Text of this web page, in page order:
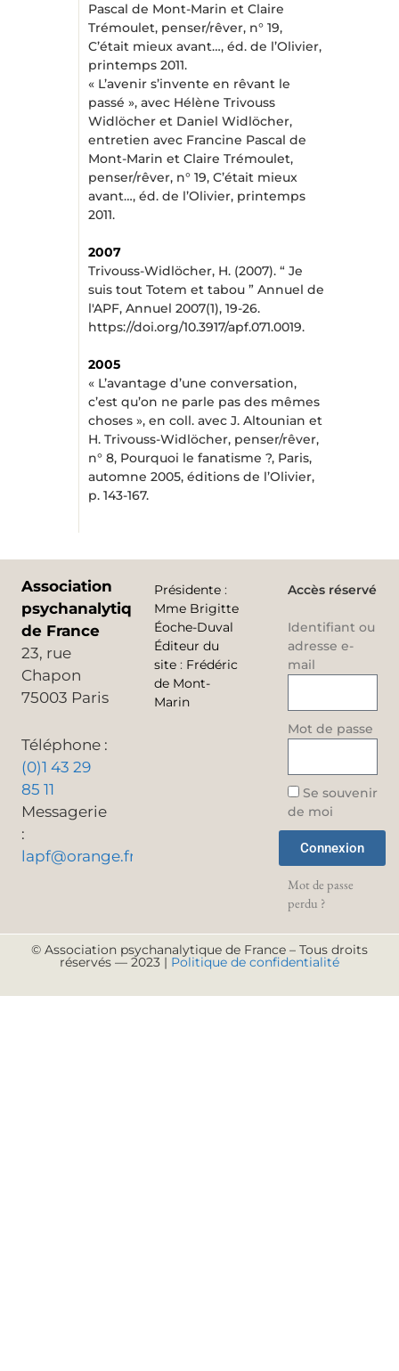
Pascal de Mont-Marin et Claire
Trémoulet, penser/rêver, n° 19,
C’était mieux avant…, éd. de l’Olivier,
printemps 2011.
« L’avenir s’invente en rêvant le
passé », avec Hélène Trivouss
Widlöcher et Daniel Widlöcher,
entretien avec Francine Pascal de
Mont-Marin et Claire Trémoulet,
penser/rêver, n° 19, C’était mieux
avant…, éd. de l’Olivier, printemps
2011.
2007
Trivouss-Widlöcher, H. (2007). “ Je
suis tout Totem et tabou ” Annuel de
l'APF, Annuel 2007(1), 19-26.
https://doi.org/10.3917/apf.071.0019.
2005
« L’avantage d’une conversation,
c’est qu’on ne parle pas des mêmes
choses », en coll. avec J. Altounian et
H. Trivouss-Widlöcher, penser/rêver,
n° 8, Pourquoi le fanatisme ?, Paris,
automne 2005, éditions de l’Olivier,
p. 143-167.
Association
psychanalytique
de France
23, rue
Chapon
75003 Paris
Téléphone :
(0)1 43 29
85 11
Messagerie
:
lapf@orange.fr
Présidente :
Mme Brigitte
Éoche-Duval
Éditeur du
site : Frédéric
de Mont-
Marin
Accès réservé
Identifiant ou
adresse e-
mail
Mot de passe
Se souvenir
de moi
Connexion
Mot de passe
perdu ?
© Association psychanalytique de France – Tous droits
réservés — 2023 | Politique de confidentialité